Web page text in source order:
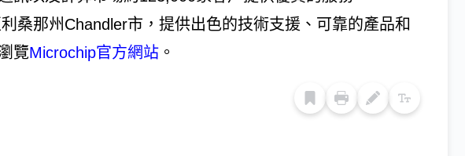
桑那州Chandler市，提供出色的技術支援、可靠的產品和
覽Microchip官方網站 。